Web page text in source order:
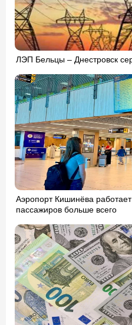
ЛЭП Бельцы – Днестровск
Аэропорт Кишинёва
пассажиров больше всего